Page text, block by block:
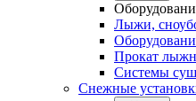
Лыжи,
Прокат
Системы
Снежные